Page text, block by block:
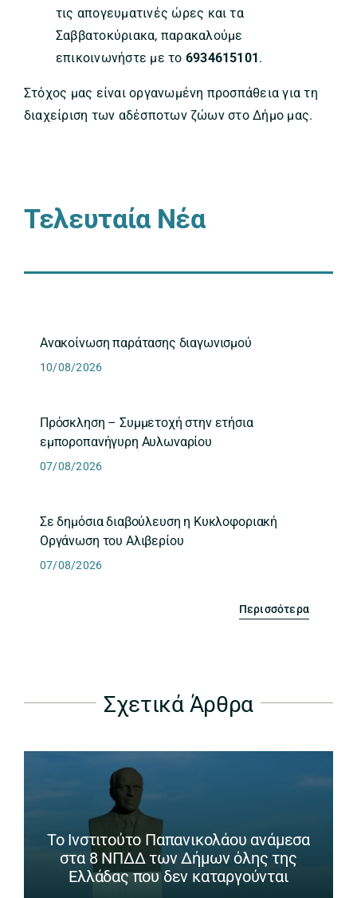
τις απογευματινές ώρες και τα
Σαββατοκύριακα, παρακαλούμε
επικοινωνήστε με το 6934615101 .
Στόχος μας είναι οργανωμένη προσπάθεια για τη
διαχείριση των αδέσποτων ζώων στο Δήμο μας.
Τελευταία Νέα
Ανακοίνωση παράτασης διαγωνισμού
10/08/2026
Πρόσκληση – Συμμετοχή στην ετήσια
εμποροπανήγυρη Αυλωναρίου
07/08/2026
Σε δημόσια διαβούλευση η Κυκλοφοριακή
Οργάνωση του Αλιβερίου
07/08/2026
Περισσότερα
Σχετικά Άρθρα
Το Ινστιτούτο Παπανικολάου ανάμεσα
στα 8 ΝΠΔΔ των Δήμων όλης της
Ελλάδας που δεν καταργούνται